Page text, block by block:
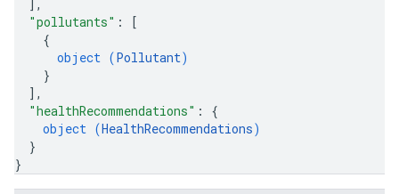
] ,
"pollutants" :
[
{
object (Pollutant)
}
] ,
"healthRecommendations" : {
object (HealthRecommendations)
}
}